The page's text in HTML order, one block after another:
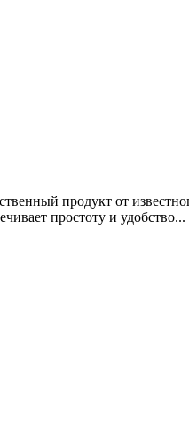
продукт от
простоту и удобство...